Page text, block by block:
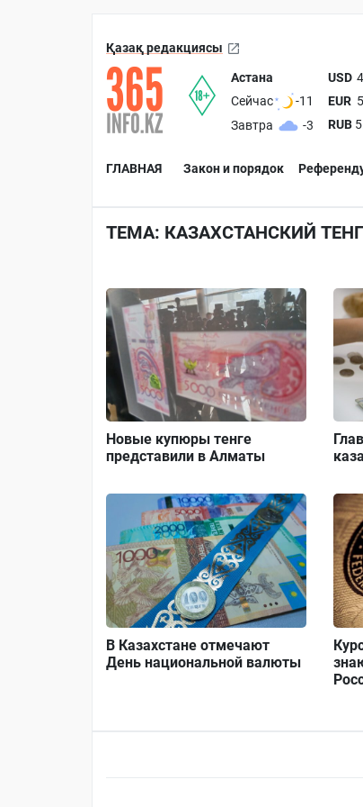
Қазақ редакциясы
Астана
Сейчас
-11
Завтра
-3
USD
EUR
RUB
ГЛАВНАЯ Закон и порядок
ТЕМА: КАЗАХСТАНСКИЙ
Новые купюры тенге
представили в Алматы
В Казахстане отмечают
День национальной валюты